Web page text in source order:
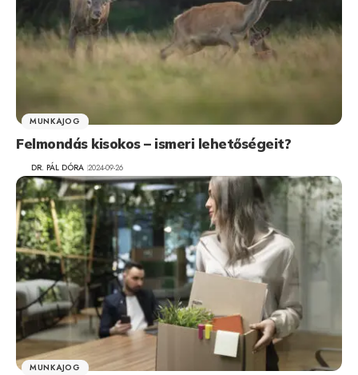
MUNKAJOG
Felmondás kisokos – ismeri lehetőségeit?
DR. PÁL DÓRA 2024-09-26
MUNKAJOG